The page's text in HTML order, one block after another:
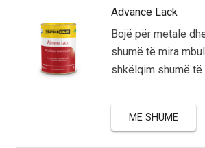
Advance Lack
Bojë për metale
shumë të mira
shkëlqim shumë të
ME SHUME